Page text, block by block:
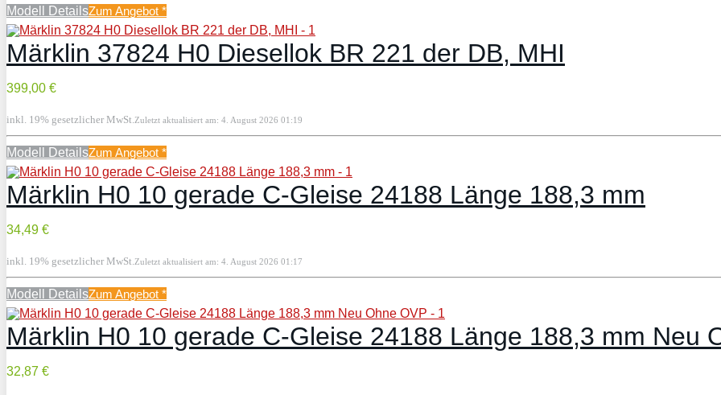
Modell DetailsZum Angebot *
Märklin 37824 H0 Diesellok BR 221 der DB, MHI
399,00 €
inkl. 19% gesetzlicher MwSt. Zuletzt aktualisiert am: 4. August 2026 01:19
Modell DetailsZum Angebot *
Märklin H0 10 gerade C-Gleise 24188 Länge 188,3 mm
34,49 €
inkl. 19% gesetzlicher MwSt. Zuletzt aktualisiert am: 4. August 2026 01:17
Modell DetailsZum Angebot *
Märklin H0 10 gerade C-Gleise 24188 Länge 188,3 mm Neu
32,87 €